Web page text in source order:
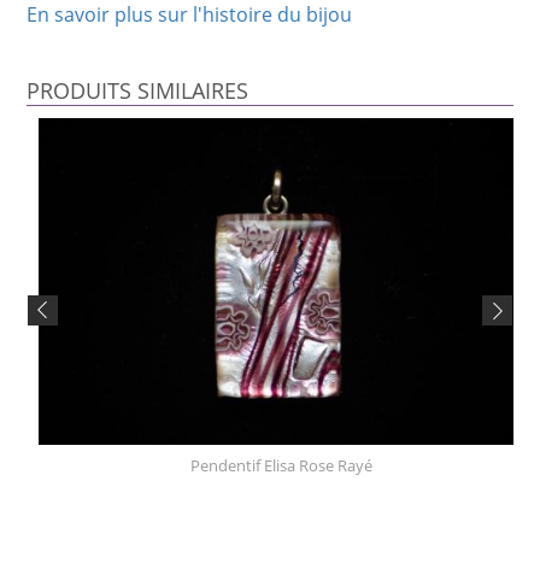
En savoir plus sur l'histoire du bijou
PRODUITS SIMILAIRES
Pendentif Elisa Rose Rayé